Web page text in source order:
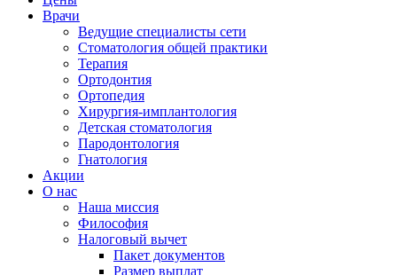
Врачи
Ведущие специалисты сети
Стоматология общей практики
Терапия
Ортодонтия
Ортопедия
Хирургия-имплантология
Детская стоматология
Пародонтология
Гнатология
Акции
О нас
Наша миссия
Философия
Налоговый вычет
Пакет документов
Размер выплат